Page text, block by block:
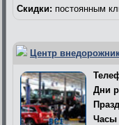
Скидки: постоянным
Центр
Дни
Часы